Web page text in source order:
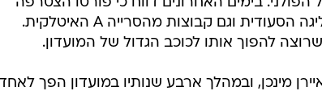
למירוץ אחריו, בנוסף להצעות מה-MLS, הליגה הסעודית וגם קבוצות מהסרייה A האיטלקית.
להפוך אותו לכוכב הגדול של המועדון.
הגיע לברצלונה בקיץ 2022 מבאיירן מינכן, ובמהלך ארבע שנותיו במועדון הפך